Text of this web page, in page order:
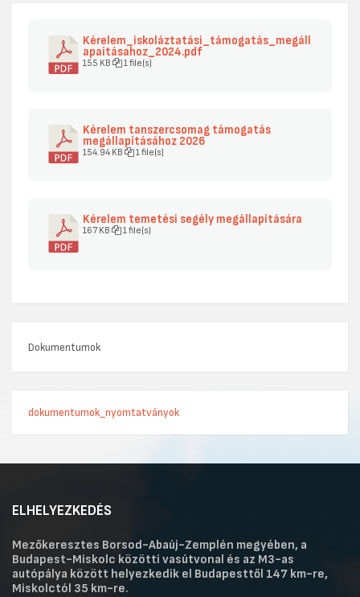
Kérelem_iskoláztatási_támogatás_megáll
apaításahoz_2024.pdf
155 KB 1 file(s)
Kérelem tanszercsomag támogatás
megállapításához 2026
154.94 KB 1 file(s)
Kérelem temetési segély megállapítására
167 KB 1 file(s)
Dokumentumok
dokumentumok_nyomtatványok
ELHELYEZKEDÉS
Mezőkeresztes Borsod-Abaúj-Zemplén megyében, a
Budapest-Miskolc közötti vasútvonal és az M3-as
autópálya között helyezkedik el Budapesttől 147 km-re,
Miskolctól 35 km-re.